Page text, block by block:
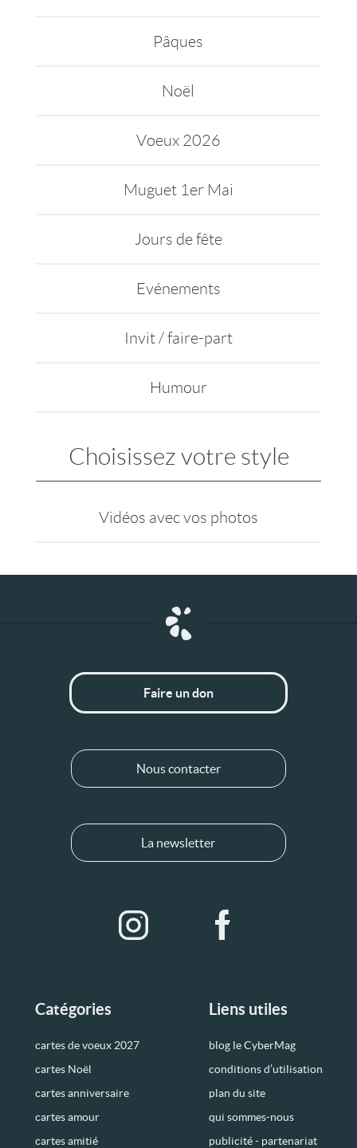
Pâques
Noël
Voeux 2026
Muguet 1er Mai
Jours de fête
Evénements
Invit / faire-part
Humour
Choisissez votre style
Vidéos avec vos photos
Catégories
cartes de voeux 2027
cartes Noël
cartes anniversaire
cartes amour
cartes amitié
Liens utiles
blog le CyberMag
conditions d’utilisation
plan du site
qui sommes-nous
publicité - partenariat
Faire un don
Nous contacter
La newsletter